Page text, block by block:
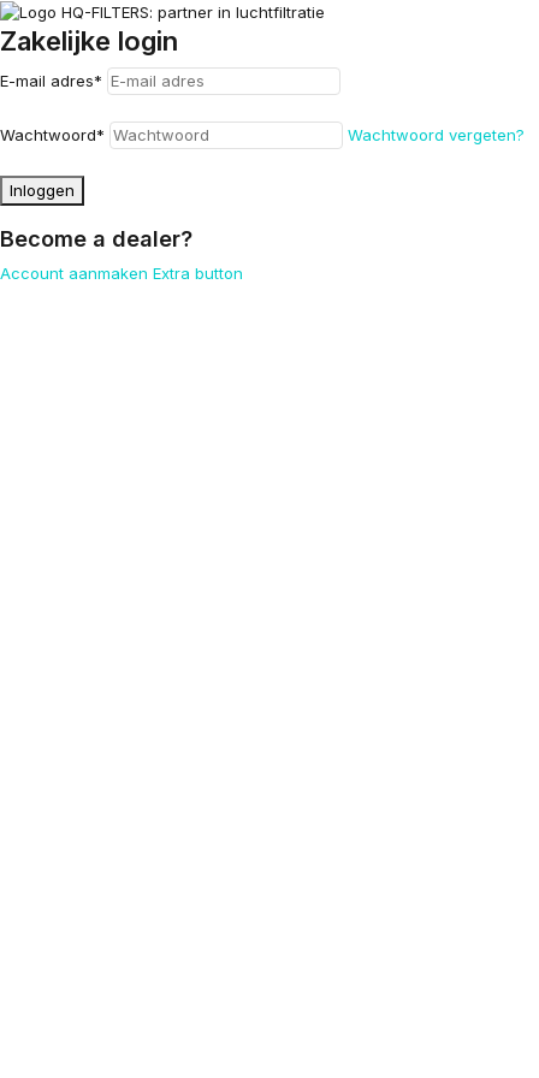
Zakelijke login
E-mail adres*
Wachtwoord* Wachtwoord vergeten?
Inloggen
Become a dealer?
Account aanmaken Extra button